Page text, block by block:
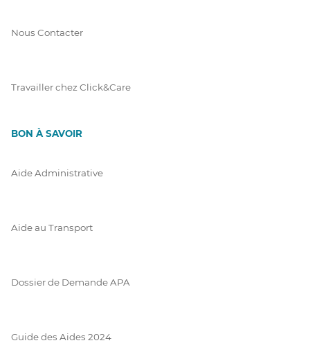
Nous Contacter
Travailler chez Click&Care
BON À SAVOIR
Aide Administrative
Aide au Transport
Dossier de Demande APA
Guide des Aides 2024